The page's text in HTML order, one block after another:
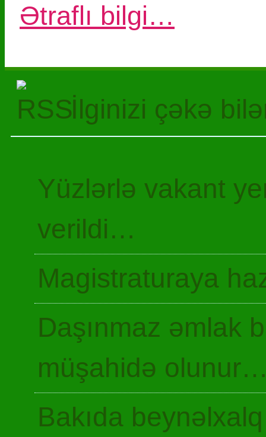
Ətraflı bilgi…
İlginizi çəkə
Yüzlərlə vakant
verildi…
Magistraturaya
Daşınmaz əmlak
müşahidə
Bakıda